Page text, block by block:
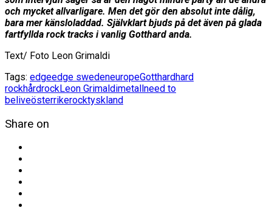
och mycket allvarligare. Men det gör den absolut inte dålig,
bara mer känsloladdad. Självklart bjuds på det även på glada
fartfyllda rock tracks i vanlig Gotthard anda.
Text/ Foto Leon Grimaldi
Tags: edgeedge swedeneuropeGotthardhard
rockhårdrockLeon Grimaldimetallneed to
beliveösterrikerocktyskland
Share on